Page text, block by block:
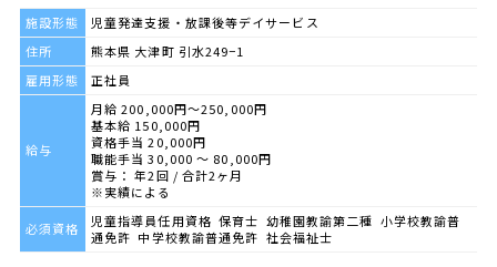
施設形態
児童発達支援・放課後等デイサービス
住所
熊本県 大津町 引水249−1
雇用形態
正社員
給与
月給 200,000円～250,000円
基本給 150,000円
資格手当 20,000円
職能手当 30,000 ～ 80,000円
賞与： 年2回 / 合計2ヶ月
※実績による
必須資格
児童指導員任用資格 保育士 幼稚園教諭第二種 小学校教諭普
通免許 中学校教諭普通免許 社会福祉士